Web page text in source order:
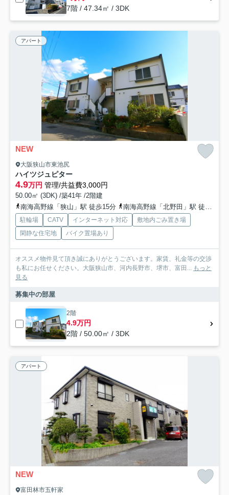
7階 / 47.34㎡ / 3DK
アパート
NEW
大阪狭山市東池尻
ハイツジュピター
4.9万円 管理/共益費3,000円
50.00㎡ (3DK) /築41年 /2階建
南海高野線「狭山」駅 徒歩15分
南海高野線「北野田」駅 徒歩20分
駐輪場 CATV インターネット対応
敷地内ごみ置き場
閑静な住宅地
バイク置場あり
オススメ物件見て頂き誠にありがとうございます。家賃、礼金等の交渉
も私にお任せください。大阪狭山市、河内長野市、堺市、富田... もっと
見る
募集中の部屋
2階
4.9万円
2階 / 50.00㎡ / 3DK
アパート
NEW
富田林市五軒家